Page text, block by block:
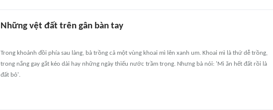
Những vệt đất trên gân bàn tay
Trong khoảnh đồi phía sau làng, bà trồng cả một vùng khoai mì lên xanh um. Khoai mì là thứ dễ trồng,
trong nắng gay gắt kéo dài hay những ngày thiếu nước trầm trọng. Nhưng bà nói: 'Mì ăn hết đất rồi là
đất bỏ'.